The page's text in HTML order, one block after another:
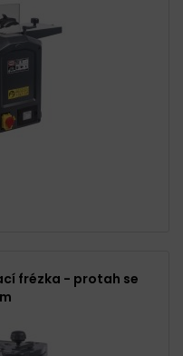
frézka - protah se